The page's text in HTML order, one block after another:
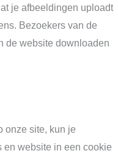
je afbeeldingen uploadt
Bezoekers van de
de website downloaden
onze site, kun je
en website in een cookie